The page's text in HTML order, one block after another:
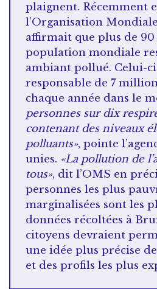
plaignent. Récemment
l’Organisation
affirmait que plus de 90
population mondiale
ambiant pollué. Celui-
responsable de 7
chaque année dans le
personnes sur dix
contenant des niveaux
polluants», pointe
unies. «La pollution de
tous», dit l’OMS en
personnes les plus
marginalisées sont les
données récoltées à
citoyens devraient
une idée plus précise
et des profils les plus